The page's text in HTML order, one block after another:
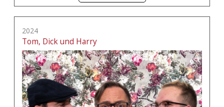
2024
Tom, Dick und Harry